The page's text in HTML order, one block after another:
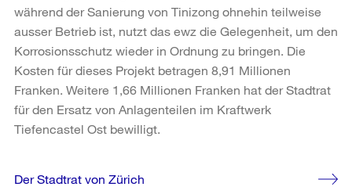
während der Sanierung von Tinizong ohnehin teilweise
ausser Betrieb ist, nutzt das ewz die Gelegenheit, um den
Korrosionsschutz wieder in Ordnung zu bringen. Die
Kosten für dieses Projekt betragen 8,91 Millionen
Franken. Weitere 1,66 Millionen Franken hat der Stadtrat
für den Ersatz von Anlagenteilen im Kraftwerk
Tiefencastel Ost bewilligt.
Weitere
Der Stadtrat von Zürich